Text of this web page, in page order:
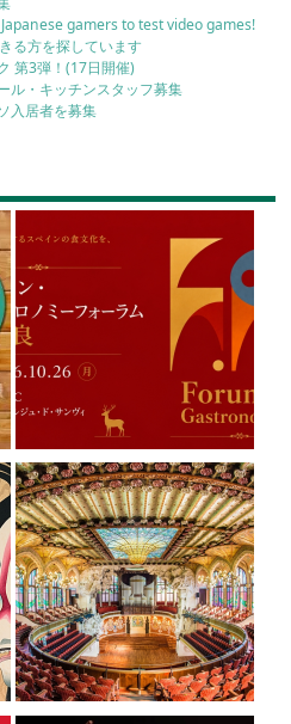
gamers to test video games!
る方を探しています
第3弾！(17日開催)
ル・キッチンスタッフ募集
入居者を募集